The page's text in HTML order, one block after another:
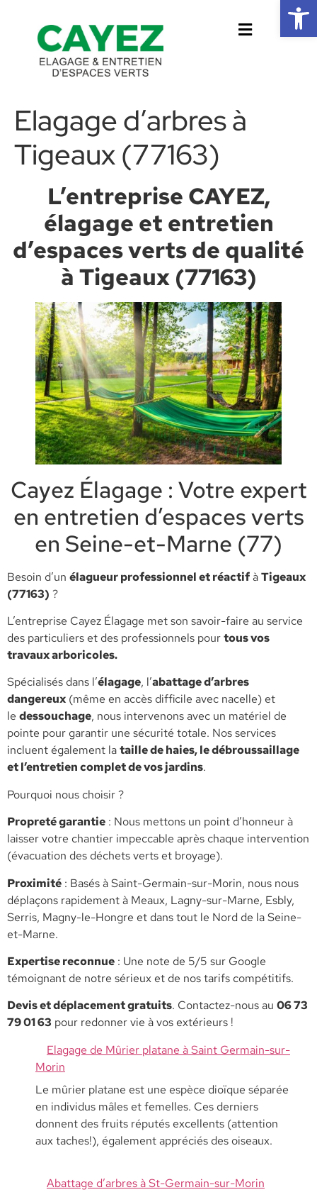
Elagage d’arbres à
Tigeaux (77163)
L’entreprise CAYEZ,
élagage et entretien
d’espaces verts de qualité
à Tigeaux (77163)
Cayez Élagage : Votre expert
en entretien d’espaces verts
en Seine-et-Marne (77)
​Besoin d’un élagueur professionnel et réactifàTigeaux
(77163) ?
L’entreprise Cayez Élagage met son savoir-faire au service
des particuliers et des professionnels pourtous vos
travaux arboricoles.
​Spécialisés dans l’élagage, l’abattage d’arbres
dangereux (même en accès difficile avec nacelle) et
le dessouchage, nous intervenons avec un matériel de
pointe pour garantir une sécurité totale. Nos services
incluent également lataille de haies, le débroussaillage
et l’entretien complet de vos jardins.
​Pourquoi nous choisir ?
​Propreté garantie : Nous mettons un point d’honneur à
laisser votre chantier impeccable après chaque intervention
(évacuation des déchets verts et broyage).
​Proximité : Basés à Saint-Germain-sur-Morin, nous nous
déplaçons rapidement à Meaux, Lagny-sur-Marne, Esbly,
Serris, Magny-le-Hongre et dans tout le Nord de la Seine-
et-Marne.
​Expertise reconnue : Une note de 5/5 sur Google
témoignant de notre sérieux et de nos tarifs compétitifs.
​Devis et déplacement gratuits. Contactez-nous au 06 73
79 01 63 pour redonner vie à vos extérieurs !
Elagage de Mûrier platane à Saint Germain-sur-
Morin
Le mûrier platane est une espèce dioïque séparée
en individus mâles et femelles. Ces derniers
donnent des fruits réputés excellents (attention
aux taches!), également appréciés des oiseaux.
Abattage d’arbres à St-Germain-sur-Morin